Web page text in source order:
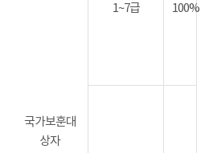
국가보훈대
상자
1~7급 100%